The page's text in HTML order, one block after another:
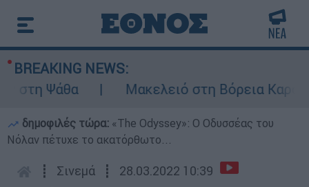
BREAKING NEWS:
Ψάθα
Μακελειό στη Βόρεια Καρολίνα
δημοφιλές τώρα: «Τhe Odyssey»: Ο Οδυσσέας του
Νόλαν πέτυχε το ακατόρθωτο...
┋ Σινεμά ┋ 28.03.2022 10:39